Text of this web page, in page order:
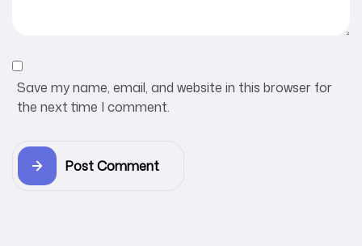
Save my name, email, and website in this browser for
the next time I comment.
Post Comment